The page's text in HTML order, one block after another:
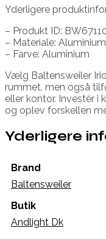
Yderligere
– Produkt ID:
– Materiale: Aluminium
– Farve: Aluminium
Vælg Baltensweiler
rummet, men også
eller kontor. Investér i
og oplev forskellen
Yderligere
Brand
Baltensweiler
Butik
Andlight Dk